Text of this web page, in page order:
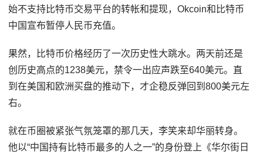
始不支持比特币交易平台的转帐和提现，Okcoin和比特币
中国宣布暂停人民币充值。
果然，比特币价格经历了一次历史性大跳水。两天前还是
创历史高点的1238美元，禁令一出应声跌至640美元。直
到在美国和欧洲买盘的推动下，才企稳反弹回到800美元左
右。
就在币圈被紧张气氛笼罩的那几天，李笑来却华丽转身。
他以“中国持有比特币最多的人之一”的身份登上《华尔街日